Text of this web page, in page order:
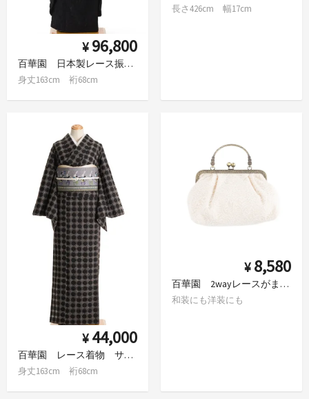
¥ 96,800
百華園 日本製レース振袖 黒
身丈163cm 裄68cm
長さ426cm 幅17cm
¥ 44,000
百華園 レース着物 サークルレース
身丈163cm 裄68cm
¥ 8,580
百華園 2wayレースがま口バッグ White
和装にも洋装にも